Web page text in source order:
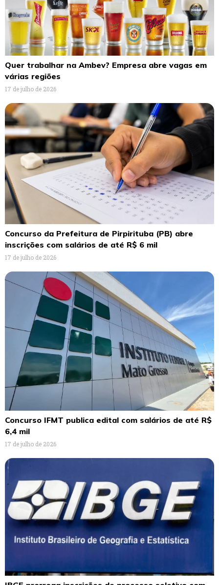
Quer trabalhar na Ambev? Empresa abre vagas em
várias regiões
17 de julho de 2026
Concurso da Prefeitura de Pirpirituba (PB) abre
inscrições com salários de até R$ 6 mil
17 de julho de 2026
Concurso IFMT publica edital com salários de até R$
6,4 mil
17 de julho de 2026